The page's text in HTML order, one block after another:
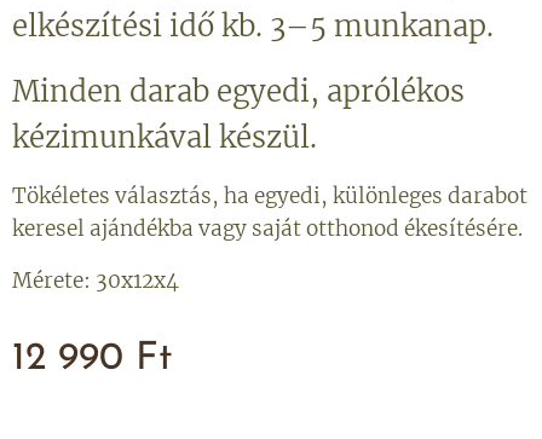
elkészítési idő kb. 3–5 munkanap.
Minden darab egyedi, aprólékos
kézimunkával készül.
Tökéletes választás, ha egyedi, különleges darabot
keresel ajándékba vagy saját otthonod ékesítésére.
Mérete: 30x12x4
12 990 Ft